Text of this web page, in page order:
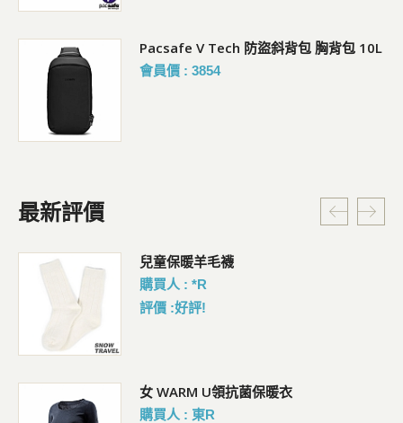
Pacsafe V Tech 防盜斜背包 胸背包 10L
會員價 : 3854
最新評價
兒童保暖羊毛襪
購買人 : *R
評價 :好評!
女 WARM U領抗菌保暖衣
購買人 : 東R